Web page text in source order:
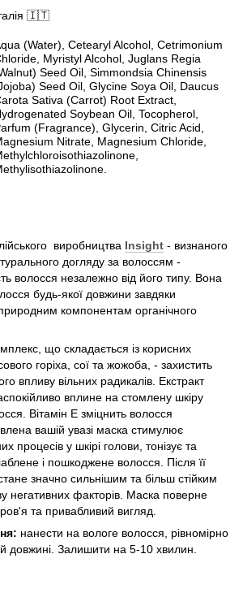
🇮🇹
(Water), Cetearyl Alcohol, Cetrimonium
Myristyl Alcohol, Juglans Regia
Seed Oil, Simmondsia Chinensis
Seed Oil, Glycine Soya Oil, Daucus
Sativa (Carrot) Root Extract,
Soybean Oil, Tocopherol,
(Fragrance), Glycerin, Citric Acid,
Nitrate, Magnesium Chloride,
виробництва Insight - визнаного
догляду за волоссям -
волосся незалежно від його типу. Вона
будь-якої довжини завдяки
компонентам органічного
що складається із корисних
горіха, сої та жожоба, - захистить
впливу вільних радикалів. Екстракт
вплине на стомлену шкіру
Вітамін Е зміцнить волосся
​вашій увазі маска стимулює
процесів у шкірі голови, тонізує та
і пошкоджене волосся. Після її
значно сильнішим та більш стійким
негативних факторів. Маска поверне
та привабливий вигляд.
нанести на вологе волосся, рівномірно
довжині. Залишити на 5-10 хвилин.